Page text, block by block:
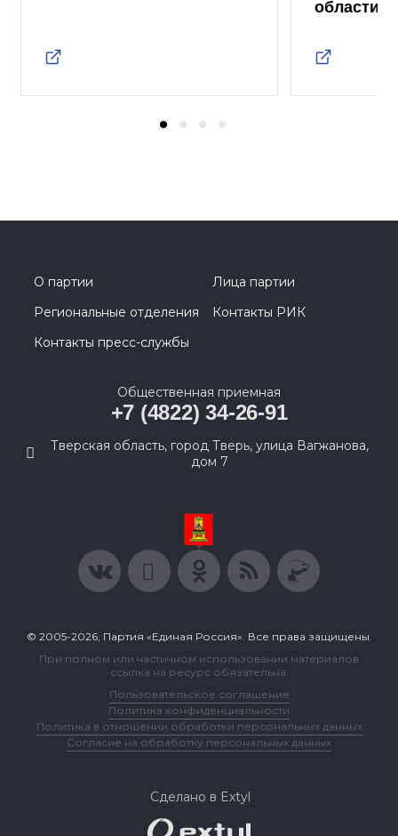
области
О партии
Лица партии
Региональные отделения
Контакты РИК
Контакты пресс-службы
Общественная приемная
+7 (4822) 34-26-91
Тверская область, город Тверь, улица Вагжанова,
дом 7
© 2005-2026, Партия «Единая Россия». Все права защищены.
При полном или частичном использовании материалов
ссылка на ресурс обязательна.
Пользовательское соглашение
Политика конфиденциальности
Политика в отношении обработки персональных данных
Согласие на обработку персональных данных
Сделано в Extyl